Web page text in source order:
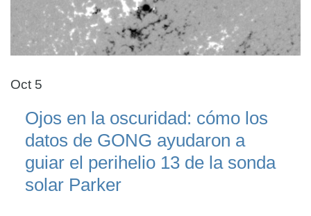
Oct 5
Ojos en la oscuridad: cómo los
datos de GONG ayudaron a
guiar el perihelio 13 de la sonda
solar Parker